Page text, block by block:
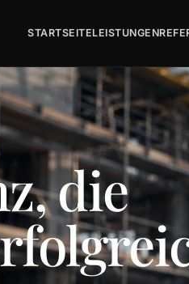
STARTSEITELEISTUNGEN
die